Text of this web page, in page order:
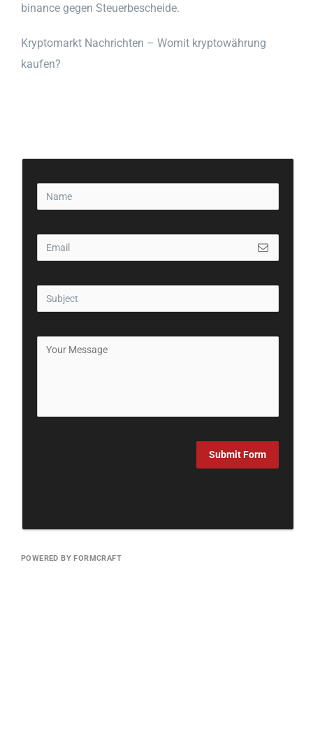
binance gegen Steuerbescheide.
Kryptomarkt Nachrichten – Womit kryptowährung
kaufen?
Submit Form
POWERED BY FORMCRAFT